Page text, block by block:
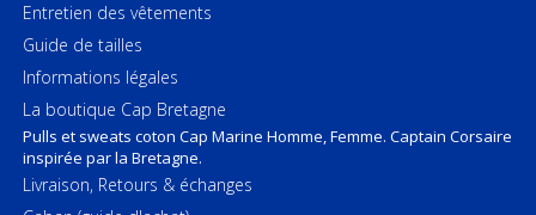
Entretien des vêtements
Guide de tailles
Informations légales
La boutique Cap Bretagne
Pulls et sweats coton Cap Marine Homme, Femme. Captain Corsaire
inspirée par la Bretagne.
Livraison, Retours & échanges